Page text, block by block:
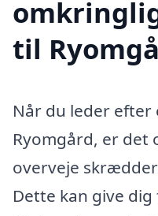
til
Når du leder
Ryomgård, er
overveje
Dette kan give